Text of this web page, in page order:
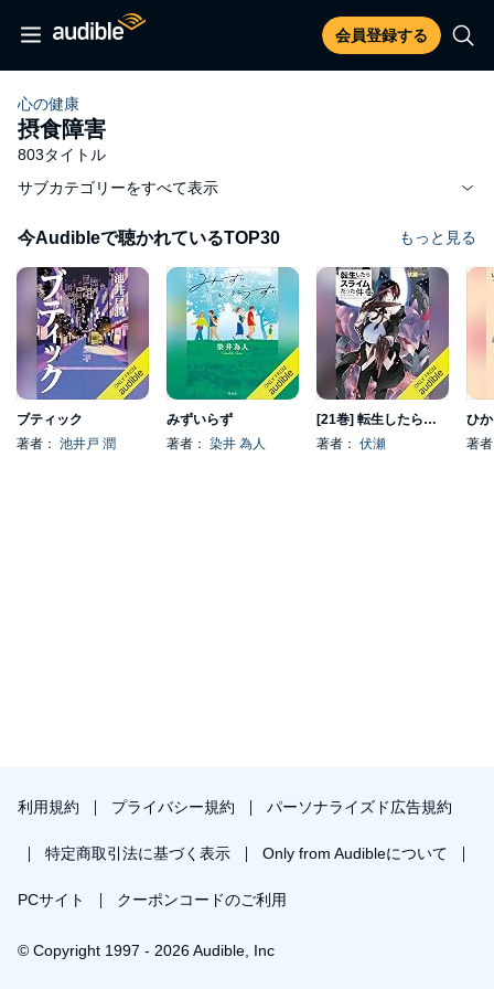
会員登録する
心の健康
摂食障害
803タイトル
サブカテゴリーをすべて表示
今Audibleで聴かれているTOP30 もっと見る
ブティック
著者： 池井戸 潤
みずいらず
著者： 染井 為人
[21巻] 転生したらスライムだった件 21
著者： 伏瀬
ひ
著
利用規約 プライバシー規約 パーソナライズド広告規約
特定商取引法に基づく表示 Only from Audibleについて
PCサイト クーポンコードのご利用
© Copyright 1997 - 2026 Audible, Inc